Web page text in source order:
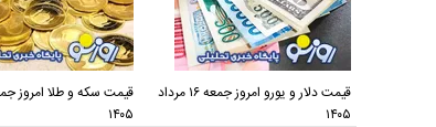
قیمت دلار و یورو امروز جمعه ۱۶ مرداد
۱۴۰۵
۱۴۰۵